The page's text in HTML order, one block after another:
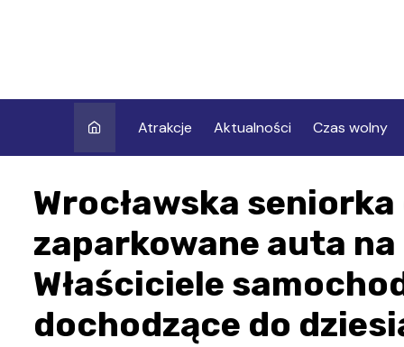
Atrakcje Aktualności Czas wolny
Wrocławska
zaparkowane auta
Właściciele
dochodzące do